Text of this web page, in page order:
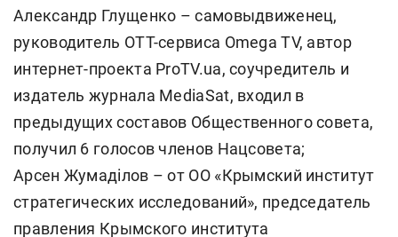
Александр Глущенко – самовыдвиженец,
руководитель ОТТ-сервиса Omega TV, автор
интернет-проекта ProTV.ua, соучредитель и
издатель журнала MediaSat, входил в
предыдущих составов Общественного совета,
получил 6 голосов членов Нацсовета;
Арсен Жумаділов – от ОО «Крымский институт
стратегических исследований», председатель
правления Крымского института